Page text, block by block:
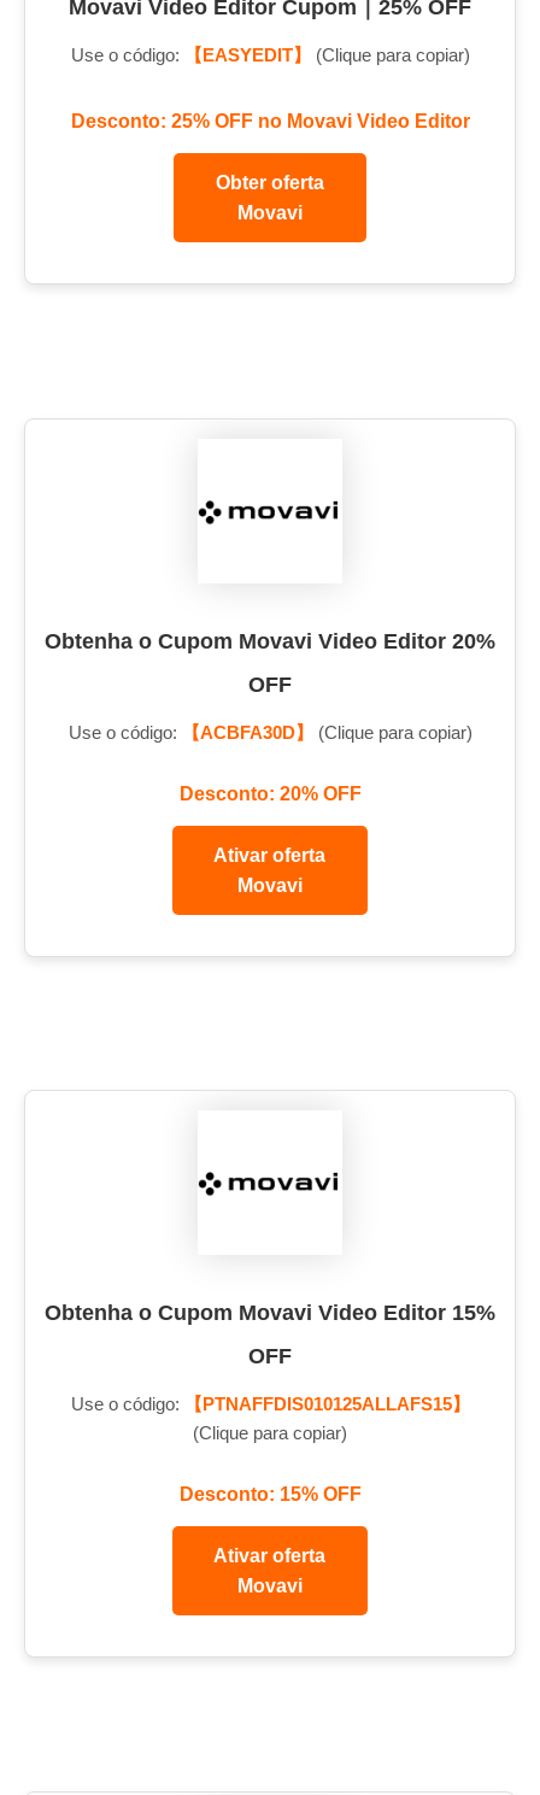
Movavi Video Editor Cupom｜25% OFF
Use o código: 【EASYEDIT】 (Clique para copiar)
Desconto: 25% OFF no Movavi Video Editor
Obter oferta
Movavi
Obtenha o Cupom Movavi Video Editor 20%
OFF
Use o código: 【ACBFA30D】 (Clique para copiar)
Desconto: 20% OFF
Ativar oferta
Movavi
Obtenha o Cupom Movavi Video Editor 15%
OFF
Use o código:
【PTNAFFDIS010125ALLAFS15】
(Clique para copiar)
Desconto: 15% OFF
Ativar oferta
Movavi